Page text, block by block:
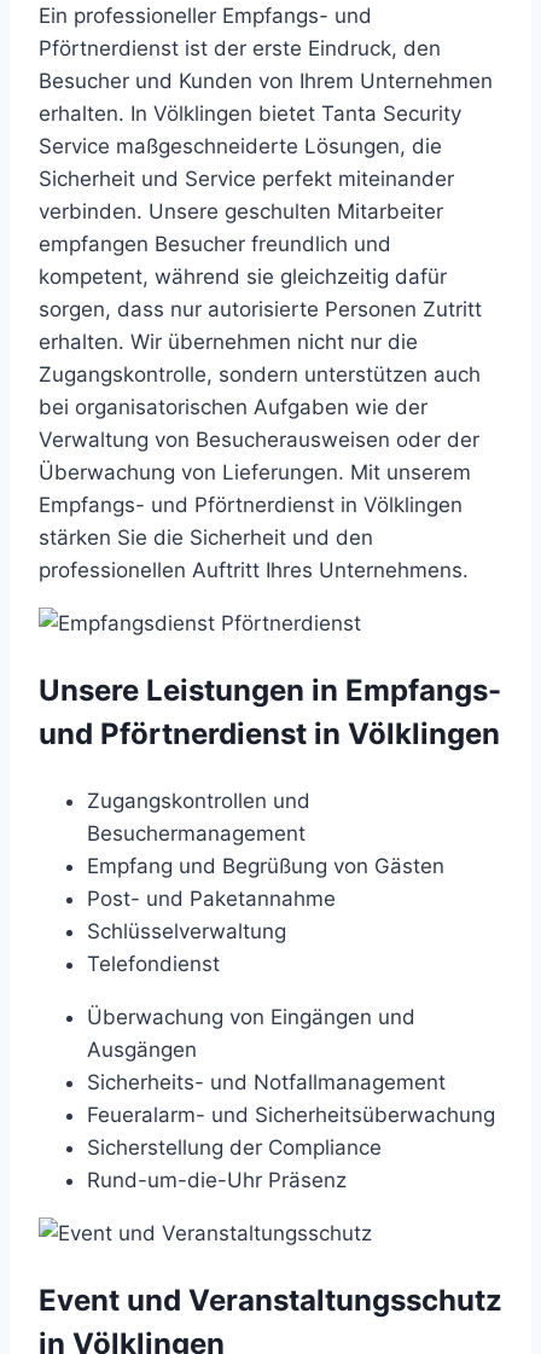
Ein professioneller Empfangs- und
Pförtnerdienst ist der erste Eindruck, den
Besucher und Kunden von Ihrem Unternehmen
erhalten. In Völklingen bietet Tanta Security
Service maßgeschneiderte Lösungen, die
Sicherheit und Service perfekt miteinander
verbinden. Unsere geschulten Mitarbeiter
empfangen Besucher freundlich und
kompetent, während sie gleichzeitig dafür
sorgen, dass nur autorisierte Personen Zutritt
erhalten. Wir übernehmen nicht nur die
Zugangskontrolle, sondern unterstützen auch
bei organisatorischen Aufgaben wie der
Verwaltung von Besucherausweisen oder der
Überwachung von Lieferungen. Mit unserem
Empfangs- und Pförtnerdienst in Völklingen
stärken Sie die Sicherheit und den
professionellen Auftritt Ihres Unternehmens.
Unsere Leistungen in Empfangs-
und Pförtnerdienst in Völklingen
Zugangskontrollen und
Besuchermanagement
Empfang und Begrüßung von Gästen
Post- und Paketannahme
Schlüsselverwaltung
Telefondienst
Überwachung von Eingängen und
Ausgängen
Sicherheits- und Notfallmanagement
Feueralarm- und Sicherheitsüberwachung
Sicherstellung der Compliance
Rund-um-die-Uhr Präsenz
Event und Veranstaltungsschutz
in Völklingen